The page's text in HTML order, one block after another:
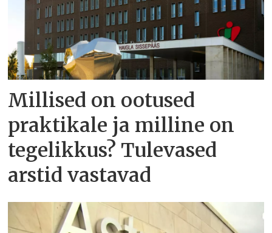
Millised on ootused
praktikale ja milline on
tegelikkus? Tulevased
arstid vastavad